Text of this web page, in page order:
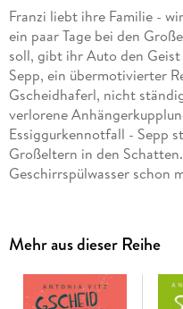
Franzi liebt ihre Familie -
ein paar Tage bei den
soll, gibt ihr Auto den
Sepp, ein übermotivierter
Gscheidhaferl, nicht
verlorene
Essiggurkennotfall - Sepp
Großeltern in den
Geschirrspülwasser schon
den Kopf stellt und ihr
generationsübergreifende
humorvoller Roman mit
Mehr aus dieser Reihe